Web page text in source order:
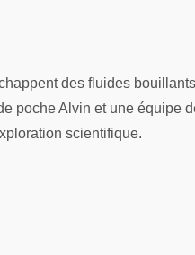
des fluides
poche Alvin et une équipe
scientifique.